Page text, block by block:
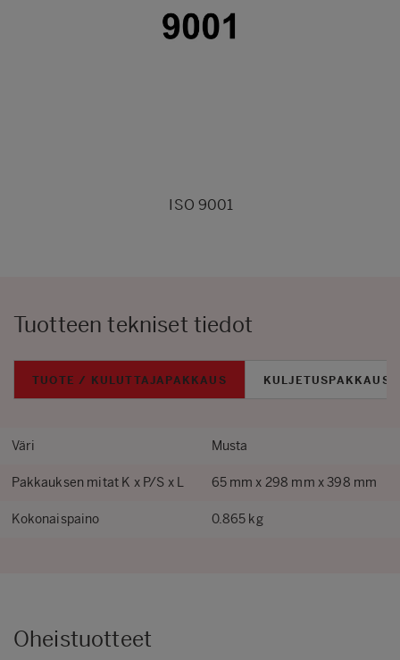
ISO 9001
Tuotteen tekniset tiedot
TUOTE / KULUTTAJAPAKKAUS KULJETUSPAKKAUS
Väri Musta
Pakkauksen mitat K x P/S x L 65 mm x 298 mm x 398 mm
Kokonaispaino 0.865 kg
Oheistuotteet